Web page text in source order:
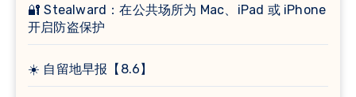
🔐 Stealward：在公共场所为 Mac、iPad 或 iPhone
开启防盗保护
☀️ 自留地早报【8.6】